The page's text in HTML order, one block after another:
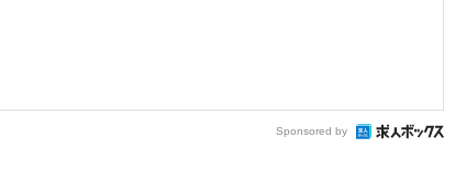
Sponsored by